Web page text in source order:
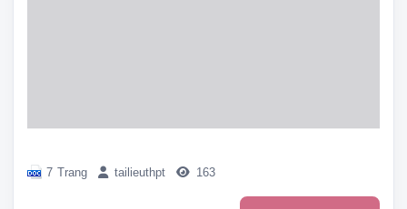
7 Trang tailieuthpt 163